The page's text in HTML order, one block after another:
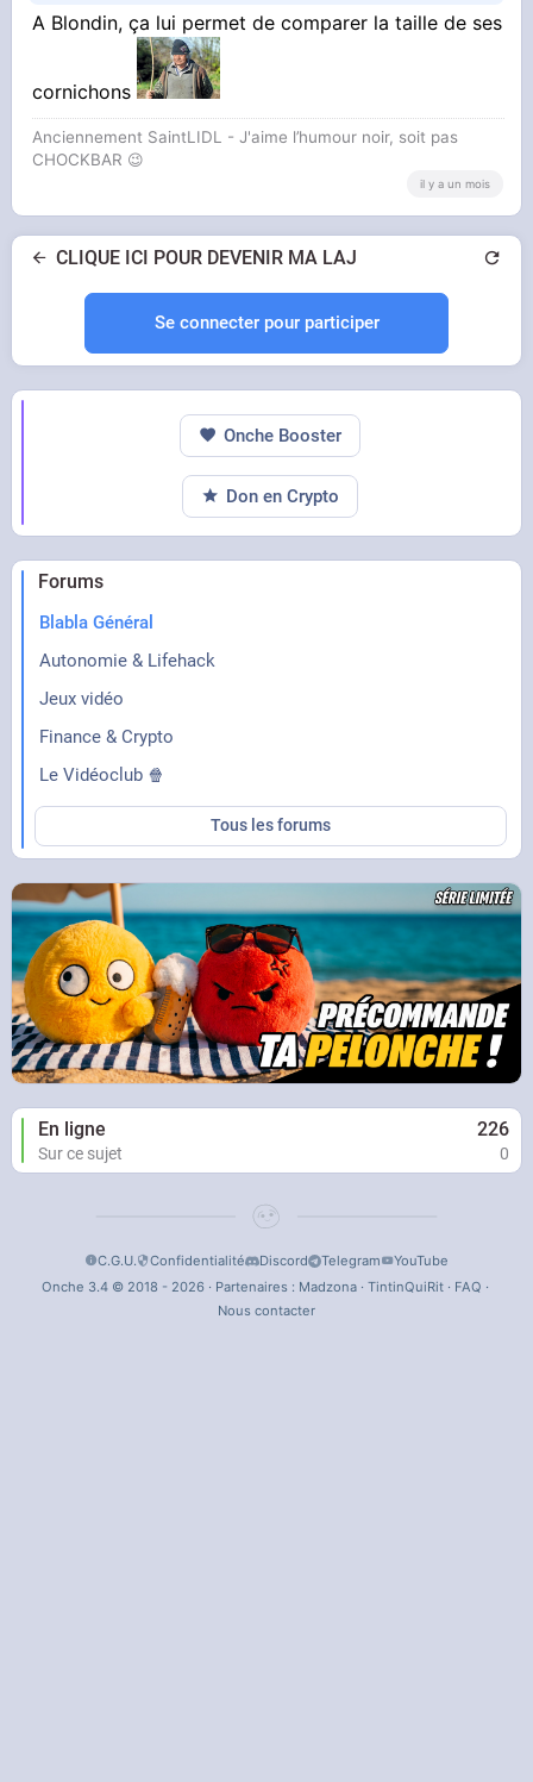
A Blondin, ça lui permet de comparer la taille de ses
cornichons
Anciennement SaintLIDL - J'aime l’humour noir, soit pas
CHOCKBAR 😉️
il y a un mois
CLIQUE ICI POUR DEVENIR MA LAJ
Se connecter pour participer
Forums
Blabla Général
Autonomie & Lifehack
Jeux vidéo
Finance & Crypto
Le Vidéoclub 🍿
Tous les forums
En ligne 226
Sur ce sujet 0
Onche Booster
Don en Crypto
C.G.U. Confidentialité Discord Telegram
YouTube
Onche 3.4 © 2018 - 2026 · Partenaires : Madzona· TintinQuiRit· FAQ ·
Nous contacter